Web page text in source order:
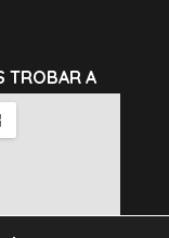
TROBAR A